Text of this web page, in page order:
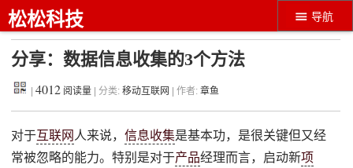
导航
松松科技
分享：数据信息收集的3个方法
|4012 阅读量 | 分类:移动互联网 | 作者:章鱼
对于互联网 人来说，信息收集是基本功，是很关键但又经
常被忽略的能力。特别是对于产品经理而言，启动新项